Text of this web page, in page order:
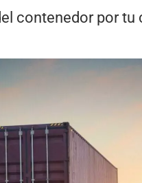
contenedor por tu